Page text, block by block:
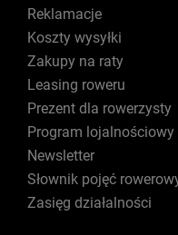
Reklamacje
Koszty wysyłki
Zakupy na raty
Leasing roweru
Prezent dla rowerzysty
Program lojalnościowy
Newsletter
Słownik pojęć
Zasięg działalności